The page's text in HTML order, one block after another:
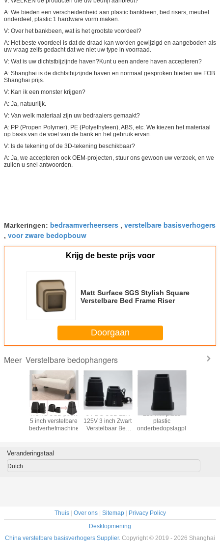
A: We bieden een verscheidenheid aan plastic bankbeen, bed risers, meubel
onderdeel, plastic 1 hardware vorm maken.
V: Over het bankbeen, wat is het grootste voordeel?
A: Het beste voordeel is dat de draad kan worden gewijzigd en aangeboden als
uw vraag zelfs gedacht dat we niet uw type in voorraad.
V: Wat is uw dichtstbijzijnde haven?Kunt u een andere haven accepteren?
A: Shanghai is de dichtstbijzijnde haven en normaal gesproken bieden we FOB
Shanghai prijs.
V: Kan ik een monster krijgen?
A: Ja, natuurlijk.
V: Van welk materiaal zijn uw bedraaiers gemaakt?
A: PP (Propen Polymer), PE (Polyethyleen), ABS, etc. We kiezen het materiaal
op basis van de voet van de bank en het gebruik ervan.
V: Is de tekening of de 3D-tekening beschikbaar?
A: Ja, we accepteren ook OEM-projecten, stuur ons gewoon uw verzoek, en we
zullen u snel antwoorden.
Markeringen: bedraamverheersers , verstelbare basisverhogers
, voor zware bedopbouw
Krijg de beste prijs voor
Matt Surface SGS Stylish Square
Verstelbare Bed Frame Riser
Doorgaan
Meer Verstelbare bedophangers
ROHS USB-poort
5 inch verstelbare
bedverhefmachine
5V DC USB 12A
125V 3 inch Zwart
Verstelbaar Bed
223 mm platte
plastic
onderbedopslagplaten
Veranderingstaal
Dutch
Thuis| Over ons| Sitemap| Privacy Policy
Desktopmening
China verstelbare basisverhogers Supplier. Copyright © 2019 - 2026 Shanghai